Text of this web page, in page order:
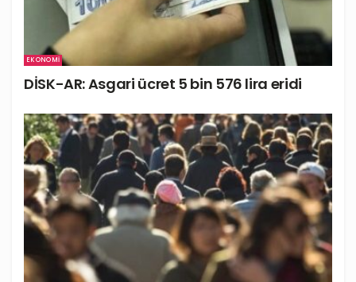
EKONOMI
DİSK-AR: Asgari ücret 5 bin 576 lira eridi